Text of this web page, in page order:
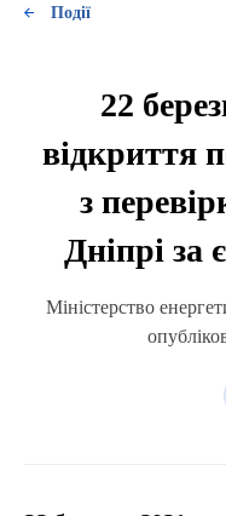
Події
22
відкриття
з
Дніпрі за
Міністерство